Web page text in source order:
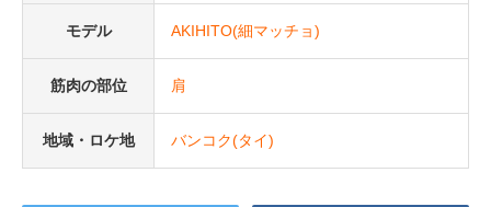
モデル AKIHITO(細マッチョ)
筋肉の部位 肩
地域・ロケ地 バンコク(タイ)